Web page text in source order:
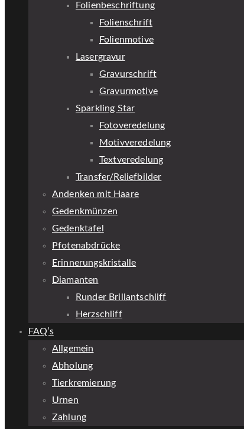
Folienbeschriftung
Folienschrift
Folienmotive
Lasergravur
Gravurschrift
Gravurmotive
Sparkling Star
Fotoveredelung
Motivveredelung
Textveredelung
Transfer/Reliefbilder
Andenken mit Haare
Gedenkmünzen
Gedenktafel
Pfotenabdrücke
Erinnerungskristalle
Diamanten
Runder Brillantschliff
Herzschliff
FAQ’s
Allgemein
Abholung
Tierkremierung
Urnen
Zahlung